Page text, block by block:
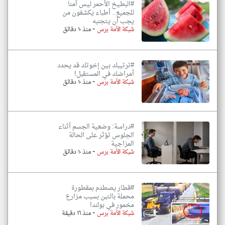
#البطيخ الأحمر ليس آمنا
للجميع.. أطباء يكشفون من
يجب أن يتجنبه
شبكة الأمة برس-منذ ١٠ دقائق
#ترتيبك بين إخوتك قد يحدد
أمراضك في المستقبل!
شبكة الأمة برس -منذ ١٠ دقائق
#دراسة: وضعية الجسم أثناء
الجلوس تؤثر على الحالة
المزاجية
شبكة الأمة برس -منذ ١٠ دقائق
#قطار يصطدم بمقطورة
محملة بالتبن بسبب مزارع
مخمور في بولندا
شبكة الأمة برس -منذ ١٦ دقيقة